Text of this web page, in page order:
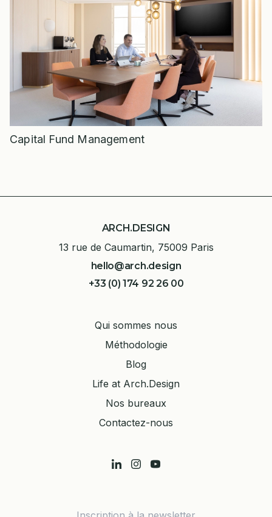
Capital Fund Management
ARCH.DESIGN
13 rue de Caumartin, 75009 Paris
hello@arch.design
+33 (0) 174 92 26 00
Qui sommes nous
Méthodologie
Blog
Life at Arch.Design
Nos bureaux
Contactez-nous